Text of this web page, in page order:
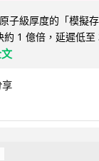
子級厚度的「模擬
約 1 億倍，延遲低